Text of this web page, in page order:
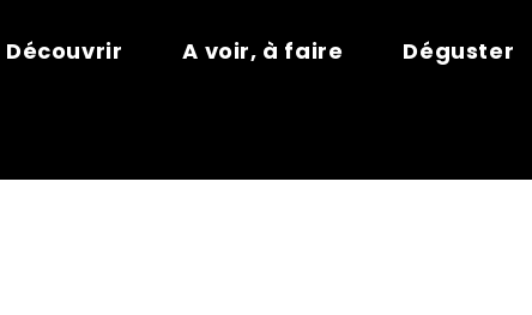
Découvrir A voir, à faire Déguster
CARS –